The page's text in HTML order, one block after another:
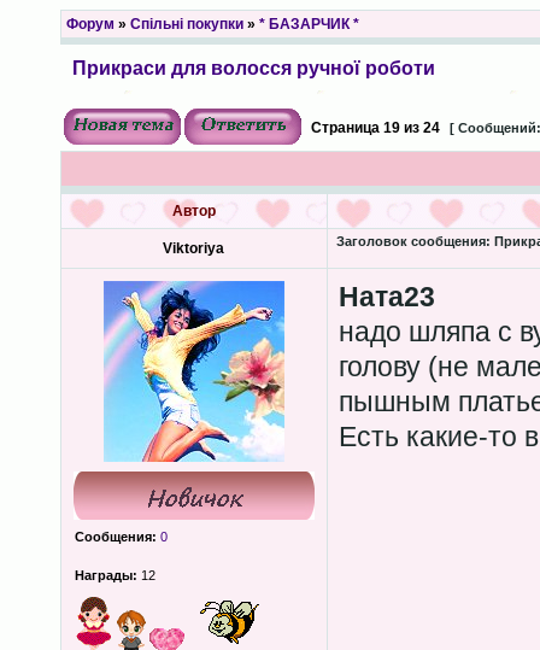
Форум » Спільні покупки» * БАЗАРЧИК *
Прикраси для волосся ручної роботи
Страница 19из 24 [
Автор
Viktoriya Заголовок сообщения:
Сообщения: 0
Награды: 12
Ната23
надо шляпа с
голову (не
пышным
Есть какие-то